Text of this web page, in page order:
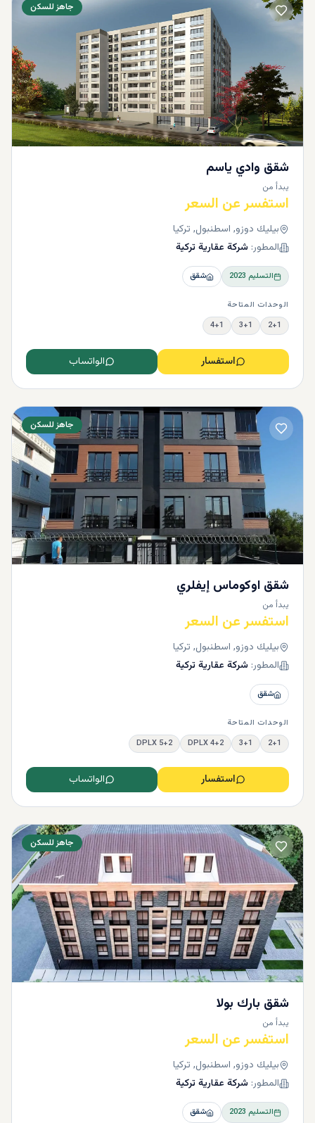
جاهز للسكن
شقق وادي ياسم
يبدأ من
استفسر عن السعر
بيليك دوزو, اسطنبول, تركيا
المطور: شركة عقارية تركية
التسليم 2023 شقق
الوحدات المتاحة
2+1
3+1
4+1
استفسار الواتساب
جاهز للسكن
شقق اوكوماس إيفلري
يبدأ من
استفسر عن السعر
بيليك دوزو, اسطنبول, تركيا
المطور: شركة عقارية تركية
شقق
الوحدات المتاحة
2+1
3+1
4+2 DPLX
5+2 DPLX
استفسار الواتساب
جاهز للسكن
شقق بارك بولا
يبدأ من
استفسر عن السعر
بيليك دوزو, اسطنبول, تركيا
المطور: شركة عقارية تركية
التسليم 2023 شقق